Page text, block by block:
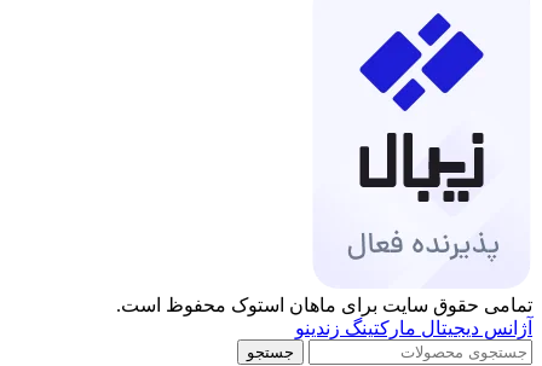
تمامی حقوق سایت برای ماهان استوک محفوظ است.
آژانس دیجیتال مارکتینگ زندینو
جستجو